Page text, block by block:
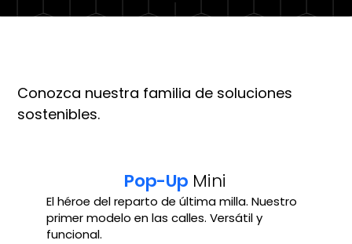
Pop-Up Mini
El héroe del reparto de última milla. Nuestro
primer modelo en las calles. Versátil y
funcional.
Conozca nuestra familia de soluciones
sostenibles.